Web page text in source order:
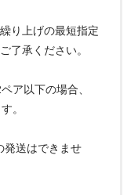
り上げの最短指定
了承ください。
ア以下の場合、
。
送はできませ